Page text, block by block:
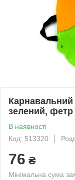
Карнавальний
зелений, фетр
В наявності
Код: 513320
76 ₴
Мінімальна сума